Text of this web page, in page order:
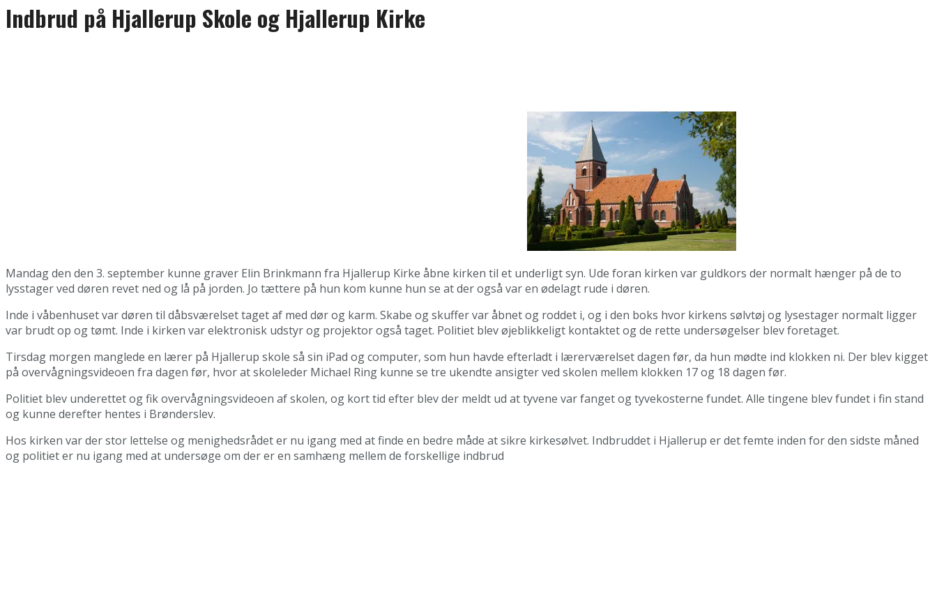
Indbrud på Hjallerup Skole og Hjallerup Kirke
Mandag den den 3. september kunne graver Elin Brinkmann fra Hjallerup Kirke åbne kirken til et underligt syn. Ude foran kirken var guldkors der normalt hænger på de to
lysstager ved døren revet ned og lå på jorden. Jo tættere på hun kom kunne hun se at der også var en ødelagt rude i døren.
Inde i våbenhuset var døren til dåbsværelset taget af med dør og karm. Skabe og skuffer var åbnet og roddet i, og i den boks hvor kirkens sølvtøj og lysestager normalt ligger
var brudt op og tømt. Inde i kirken var elektronisk udstyr og projektor også taget. Politiet blev øjeblikkeligt kontaktet og de rette undersøgelser blev foretaget.
Tirsdag morgen manglede en lærer på Hjallerup skole så sin iPad og computer, som hun havde efterladt i lærerværelset dagen før, da hun mødte ind klokken ni. Der blev kigget
på overvågningsvideoen fra dagen før, hvor at skoleleder Michael Ring kunne se tre ukendte ansigter ved skolen mellem klokken 17 og 18 dagen før.
Politiet blev underettet og fik overvågningsvideoen af skolen, og kort tid efter blev der meldt ud at tyvene var fanget og tyvekosterne fundet. Alle tingene blev fundet i fin stand
og kunne derefter hentes i Brønderslev.
Hos kirken var der stor lettelse og menighedsrådet er nu igang med at finde en bedre måde at sikre kirkesølvet. Indbruddet i Hjallerup er det femte inden for den sidste måned
og politiet er nu igang med at undersøge om der er en samhæng mellem de forskellige indbrud